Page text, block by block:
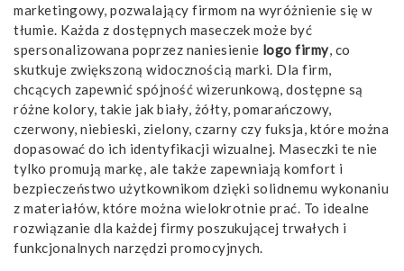
marketingowy, pozwalający firmom na wyróżnienie się w
tłumie. Każda z dostępnych maseczek może być
spersonalizowana poprzez naniesienie logo firmy, co
skutkuje zwiększoną widocznością marki. Dla firm,
chcących zapewnić spójność wizerunkową, dostępne są
różne kolory, takie jak biały, żółty, pomarańczowy,
czerwony, niebieski, zielony, czarny czy fuksja, które można
dopasować do ich identyfikacji wizualnej. Maseczki te nie
tylko promują markę, ale także zapewniają komfort i
bezpieczeństwo użytkownikom dzięki solidnemu wykonaniu
z materiałów, które można wielokrotnie prać. To idealne
rozwiązanie dla każdej firmy poszukującej trwałych i
funkcjonalnych narzędzi promocyjnych.